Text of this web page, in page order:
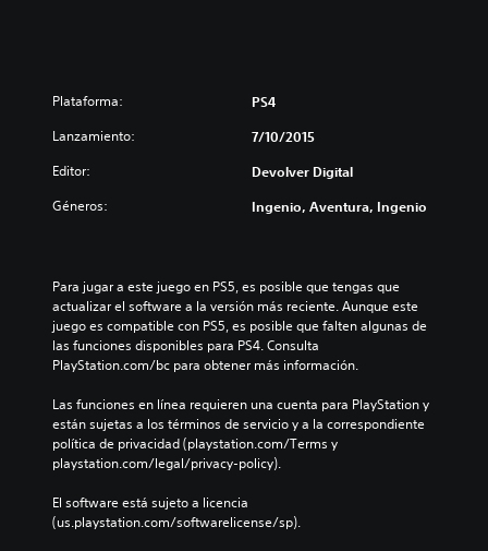
Plataforma: PS4
Lanzamiento: 7/10/2015
Editor: Devolver Digital
Géneros: Ingenio, Aventura, Ingenio
Para jugar a este juego en PS5, es posible que tengas que
actualizar el software a la versión más reciente. Aunque este
juego es compatible con PS5, es posible que falten algunas de
las funciones disponibles para PS4. Consulta
PlayStation.com/bc para obtener más información.
Las funciones en línea requieren una cuenta para PlayStation y
están sujetas a los términos de servicio y a la correspondiente
política de privacidad (playstation.com/Terms y
playstation.com/legal/privacy-policy).
El software está sujeto a licencia
(us.playstation.com/softwarelicense/sp).